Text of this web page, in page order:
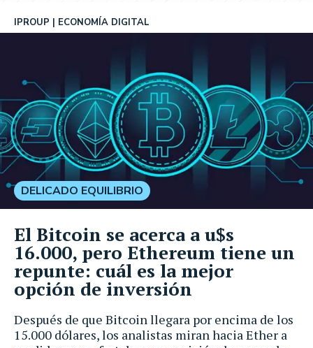
Después de que Bitcoin llegara por encima de los
15.000 dólares, los analistas miran hacia Ether a
IPROUP ECONOMÍA DIGITAL
DELICADO EQUILIBRIO
El Bitcoin se acerca a u$s
16.000, pero Ethereum tiene un
repunte: cuál es la mejor
opción de inversión